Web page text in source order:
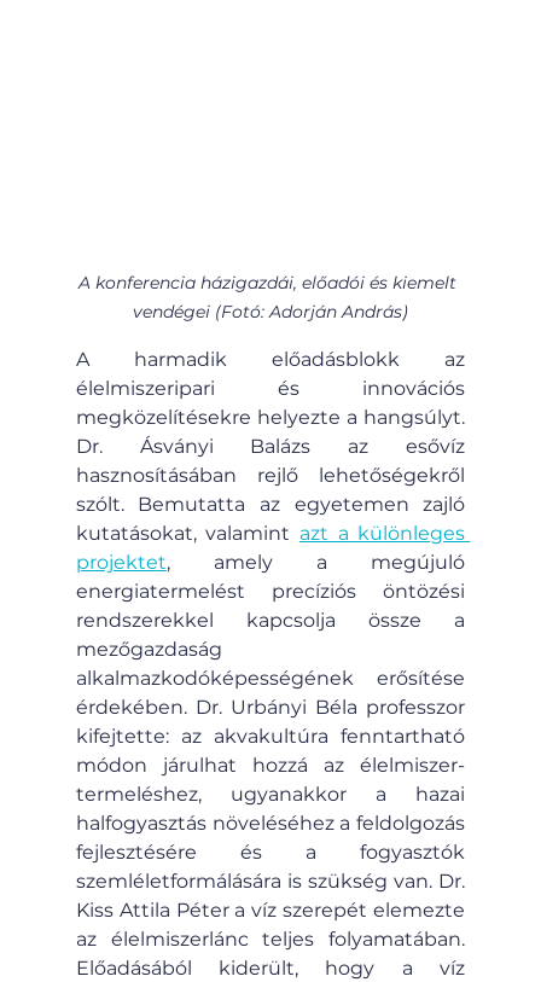
A konferencia házigazdái, előadói és kiemelt
vendégei (Fotó: Adorján András)
A harmadik előadásblokk az
élelmiszeripari és innovációs
megközelítésekre helyezte a hangsúlyt.
Dr. Ásványi Balázs az esővíz
hasznosításában rejlő lehetőségekről
szólt. Bemutatta az egyetemen zajló
kutatásokat, valamint azt a különleges
projektet, amely a megújuló
energiatermelést precíziós öntözési
rendszerekkel kapcsolja össze a
mezőgazdaság
alkalmazkodóképességének erősítése
érdekében. Dr. Urbányi Béla professzor
kifejtette: az akvakultúra fenntartható
módon járulhat hozzá az élelmiszer-
termeléshez, ugyanakkor a hazai
halfogyasztás növeléséhez a feldolgozás
fejlesztésére és a fogyasztók
szemléletformálására is szükség van. Dr.
Kiss Attila Péter a víz szerepét elemezte
az élelmiszerlánc teljes folyamatában.
Előadásából kiderült, hogy a víz